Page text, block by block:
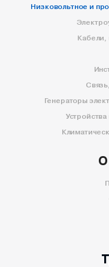
Низковольтное и
Кабели,
Генераторы
О